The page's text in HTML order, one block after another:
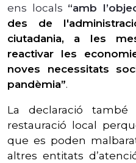
ens locals “amb
des de
ciutadania, a les
reactivar les
noves necessitats
pandèmia”.
La declaració
restauració local
que es poden
altres entitats